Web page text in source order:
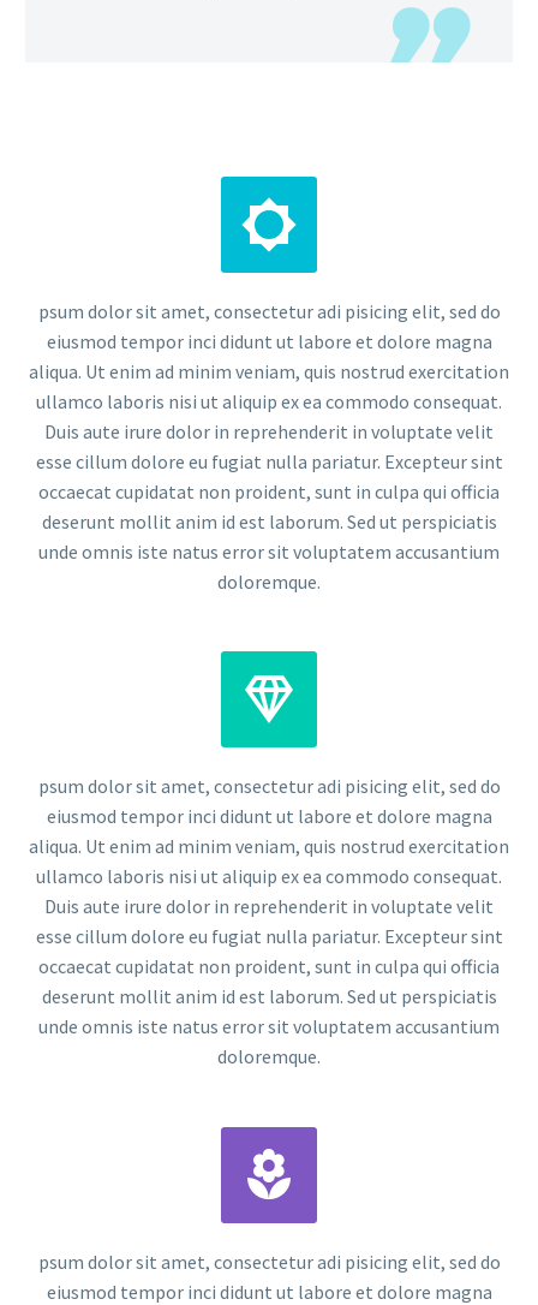


psum dolor sit amet, consectetur adi pisicing elit, sed do
eiusmod tempor inci didunt ut labore et dolore magna
aliqua. Ut enim ad minim veniam, quis nostrud exercitation
ullamco laboris nisi ut aliquip ex ea commodo consequat.
Duis aute irure dolor in reprehenderit in voluptate velit
esse cillum dolore eu fugiat nulla pariatur. Excepteur sint
occaecat cupidatat non proident, sunt in culpa qui officia
deserunt mollit anim id est laborum. Sed ut perspiciatis
unde omnis iste natus error sit voluptatem accusantium
doloremque.


psum dolor sit amet, consectetur adi pisicing elit, sed do
eiusmod tempor inci didunt ut labore et dolore magna
aliqua. Ut enim ad minim veniam, quis nostrud exercitation
ullamco laboris nisi ut aliquip ex ea commodo consequat.
Duis aute irure dolor in reprehenderit in voluptate velit
esse cillum dolore eu fugiat nulla pariatur. Excepteur sint
occaecat cupidatat non proident, sunt in culpa qui officia
deserunt mollit anim id est laborum. Sed ut perspiciatis
unde omnis iste natus error sit voluptatem accusantium
doloremque.


psum dolor sit amet, consectetur adi pisicing elit, sed do
eiusmod tempor inci didunt ut labore et dolore magna